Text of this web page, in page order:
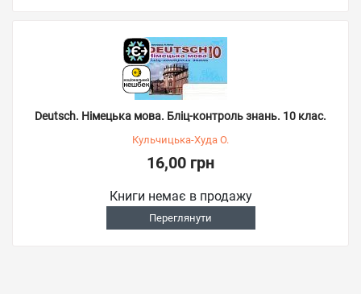
Deutsch. Німецька мова. Бліц-контроль знань. 10 клас.
Кульчицька-Худа О.
16,00 грн
Книги немає в продажу
Переглянути